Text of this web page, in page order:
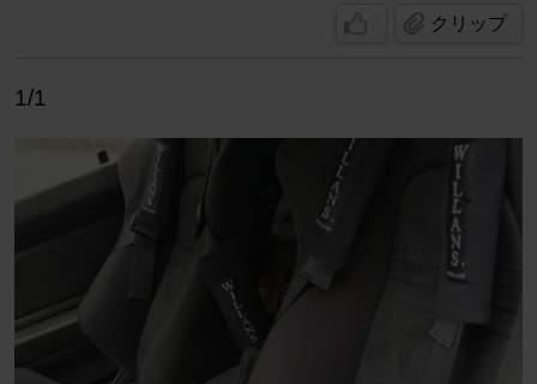
クリップ
1/1